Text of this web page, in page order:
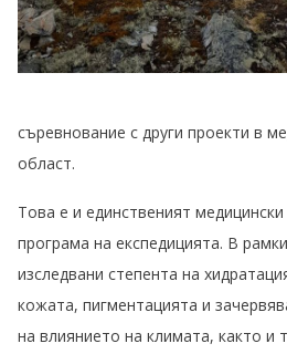
съревнование с други проекти в
област.
Това е и единственият
програма на експедицията. В
изследвани степента на
кожата, пигментацията и
на влиянието на климата, както и